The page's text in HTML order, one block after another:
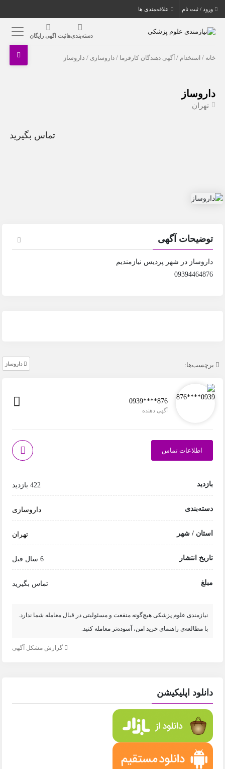
ورود / ثبت نام علاقه‌مندی ها
دسته‌بندی‌هاثبت اگهی رایگان
خانه / استخدام / آگهی دهندگان کارفرما /داروسازی / داروساز
داروساز
تهران
تماس بگیرید
توضیحات آگهی
داروساز در شهر پردیس نیازمندیم
09394464876
برچسب‌ها: داروساز
0939****876
آگهی دهنده
اطلاعات تماس
بازدید 422 بازدید
دسته‌بندی داروسازی
استان / شهر تهران
تاریخ انتشار 6 سال قبل
مبلغ تماس بگیرید
نیازمندی علوم پزشکی هیچ‌گونه منفعت و مسئولیتی در قبال معامله شما ندارد.
با مطالعه‌ی راهنمای خرید امن، آسوده‌تر معامله کنید.
گزارش مشکل آگهی
دانلود اپلیکیشن